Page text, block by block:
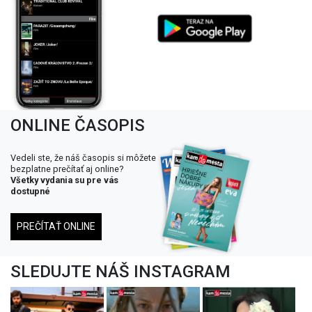
ONLINE ČASOPIS
Vedeli ste, že náš časopis si môžete
bezplatne prečítať aj online?
Všetky vydania su pre vás
dostupné
PREČÍTAŤ ONLINE
SLEDUJTE NÁŠ INSTAGRAM